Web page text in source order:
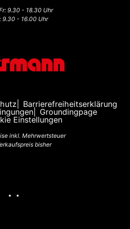
9.30 - 18.30 Uhr
9.30 - 16.00 Uhr
Barrierefreiheitserklärung
Groundingpage
Einstellungen
inkl. Mehrwertsteuer
bisher